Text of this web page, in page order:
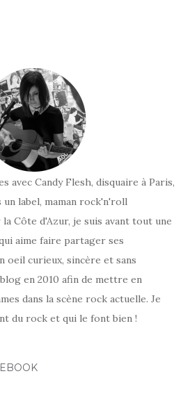
avec Candy Flesh, disquaire à Paris,
un label, maman rock'n'roll
Côte d'Azur, je suis avant tout une
aime faire partager ses
oeil curieux, sincère et sans
en 2010 afin de mettre en
dans la scène rock actuelle. Je
du rock et qui le font bien !